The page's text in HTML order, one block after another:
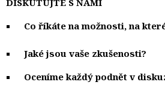
Co říkáte na možnosti, na
Jaké jsou vaše zkušenosti?
Oceníme každý podnět v